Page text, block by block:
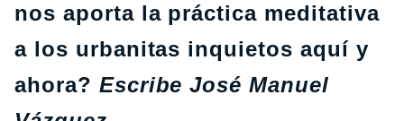
nos aporta la práctica meditativa
a los urbanitas inquietos aquí y
ahora? Escribe José Manuel